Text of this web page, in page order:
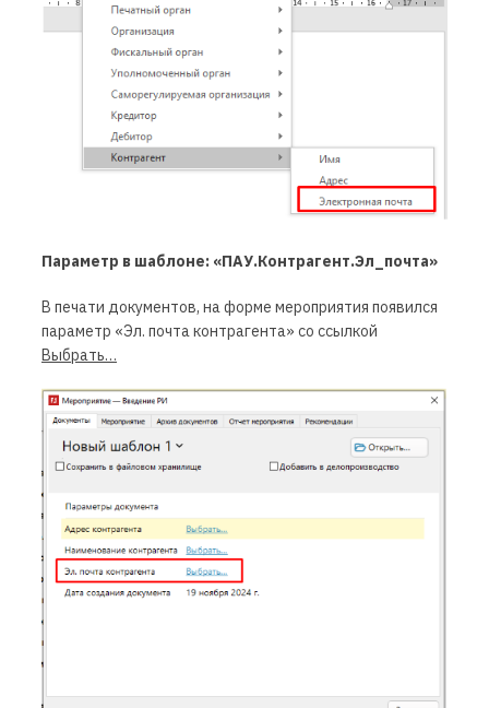
Параметр в шаблоне: «ПАУ.Контрагент.Эл_почта»
В печати документов, на форме мероприятия появился
параметр «Эл. почта контрагента» со ссылкой
Выбрать…